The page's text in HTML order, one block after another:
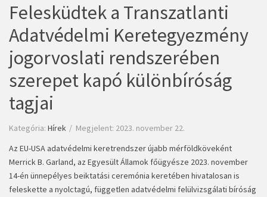
Felesküdtek a Transzatlanti
Adatvédelmi Keretegyezmény
jogorvoslati rendszerében
szerepet kapó különbíróság
tagjai
Kategória: Hírek
Megjelent: 2023. november 22.
Az EU-USA adatvédelmi keretrendszer újabb mérföldköveként
Merrick B. Garland, az Egyesült Államok főügyésze 2023. november
14-én ünnepélyes beiktatási ceremónia keretében hivatalosan is
feleskette a nyolctagú, független adatvédelmi felülvizsgálati bíróság